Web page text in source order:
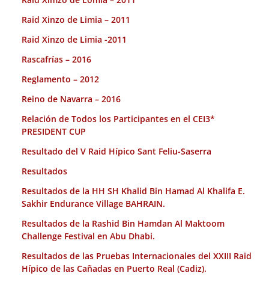
Raid Xinzo de Limia – 2011
Raid Xinzo de Limia -2011
Rascafrías – 2016
Reglamento – 2012
Reino de Navarra – 2016
Relación de Todos los Participantes en el CEI3*
PRESIDENT CUP
Resultado del V Raid Hípico Sant Feliu-Saserra
Resultados
Resultados de la HH SH Khalid Bin Hamad Al Khalifa E.
Sakhir Endurance Village BAHRAIN.
Resultados de la Rashid Bin Hamdan Al Maktoom
Challenge Festival en Abu Dhabi.
Resultados de las Pruebas Internacionales del XXIII Raid
Hípico de las Cañadas en Puerto Real (Cadiz).